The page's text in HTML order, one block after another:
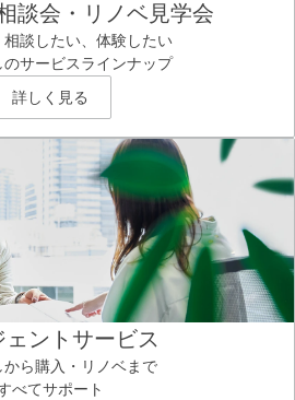
談会・リノベ見学会
相談したい、体験したい
のサービスラインナップ
詳しく見る
ェントサービス
から購入・リノベまで
べてサポート